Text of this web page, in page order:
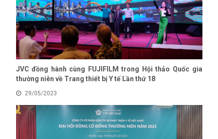
JVC đồng hành cùng FUJIFILM trong Hội thảo Quốc gia
thường niên về Trang thiết bị Y tế Lần thứ 18
29/05/2023